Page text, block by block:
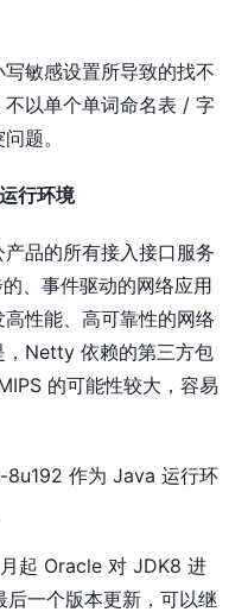
敏感设置所导致的找不
以单个单词命名表 / 字
题。
行环境
品的所有接入接口服务
、事件驱动的网络应用
性能、高可靠性的网络
，Netty 依赖的第三方包
的可能性较大，容易
8u192 作为 Java 运行环
起 Oracle 对 JDK8 进
⼀个版本更新，可以继